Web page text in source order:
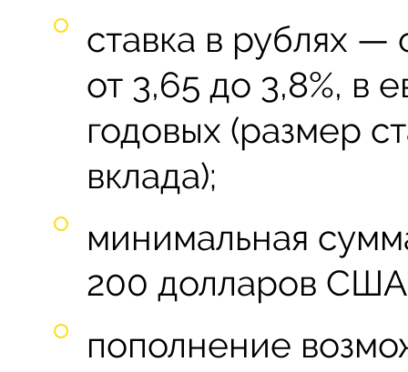
ставка в рублях —
от 3,65 до 3,8%, в
годовых (размер
вклада);
минимальная
200 долларов
пополнение